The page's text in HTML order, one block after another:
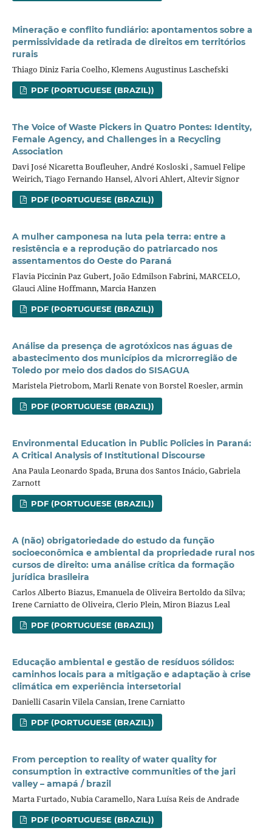
Mineração e conflito fundiário: apontamentos sobre a
permissividade da retirada de direitos em territórios
rurais
Thiago Diniz Faria Coelho, Klemens Augustinus Laschefski
PDF (PORTUGUESE (BRAZIL))
The Voice of Waste Pickers in Quatro Pontes: Identity,
Female Agency, and Challenges in a Recycling
Association
Davi José Nicaretta Boufleuher, André Kosloski , Samuel Felipe
Weirich, Tiago Fernando Hansel, Alvori Ahlert, Altevir Signor
PDF (PORTUGUESE (BRAZIL))
A mulher camponesa na luta pela terra: entre a
resistência e a reprodução do patriarcado nos
assentamentos do Oeste do Paraná
Flavia Piccinin Paz Gubert, João Edmilson Fabrini, MARCELO,
Glauci Aline Hoffmann, Marcia Hanzen
PDF (PORTUGUESE (BRAZIL))
Análise da presença de agrotóxicos nas águas de
abastecimento dos municípios da microrregião de
Toledo por meio dos dados do SISAGUA
Maristela Pietrobom, Marli Renate von Borstel Roesler, armin
PDF (PORTUGUESE (BRAZIL))
Environmental Education in Public Policies in Paraná:
A Critical Analysis of Institutional Discourse
Ana Paula Leonardo Spada, Bruna dos Santos Inácio, Gabriela
Zarnott
PDF (PORTUGUESE (BRAZIL))
A (não) obrigatoriedade do estudo da função
socioeconômica e ambiental da propriedade rural nos
cursos de direito: uma análise crítica da formação
jurídica brasileira
Carlos Alberto Biazus, Emanuela de Oliveira Bertoldo da Silva;
Irene Carniatto de Oliveira, Clerio Plein, Miron Biazus Leal
PDF (PORTUGUESE (BRAZIL))
Educação ambiental e gestão de resíduos sólidos:
caminhos locais para a mitigação e adaptação à crise
climática em experiência intersetorial
Danielli Casarin Vilela Cansian, Irene Carniatto
PDF (PORTUGUESE (BRAZIL))
From perception to reality of water quality for
consumption in extractive communities of the jari
valley – amapá / brazil
Marta Furtado, Nubia Caramello, Nara Luísa Reis de Andrade
PDF (PORTUGUESE (BRAZIL))